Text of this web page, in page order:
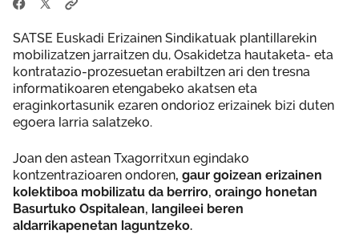
SATSE Euskadi Erizainen Sindikatuak plantillarekin
mobilizatzen jarraitzen du, Osakidetza hautaketa- eta
kontratazio-prozesuetan erabiltzen ari den tresna
informatikoaren etengabeko akatsen eta
eraginkortasunik ezaren ondorioz erizainek bizi duten
egoera larria salatzeko.
Joan den astean Txagorritxun egindako
kontzentrazioaren ondoren, gaur goizean erizainen
kolektiboa mobilizatu da berriro, oraingo honetan
Basurtuko Ospitalean, langileei beren
aldarrikapenetan laguntzeko.